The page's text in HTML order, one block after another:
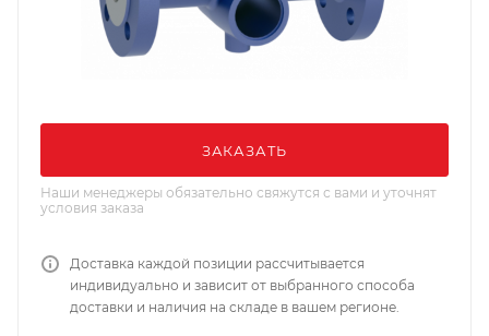
ЗАКАЗАТЬ
Наши менеджеры обязательно свяжутся с вами и уточнят
условия заказа
Доставка каждой позиции рассчитывается
индивидуально и зависит от выбранного способа
доставки и наличия на складе в вашем регионе.